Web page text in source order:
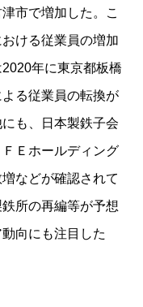
市で増加した。こ
ける従業員の増加
年に東京都板橋
る従業員の転換が
も、日本製鉄子会
Ｅホールディング
などが確認されて
所の再編等が予想
向にも注目した